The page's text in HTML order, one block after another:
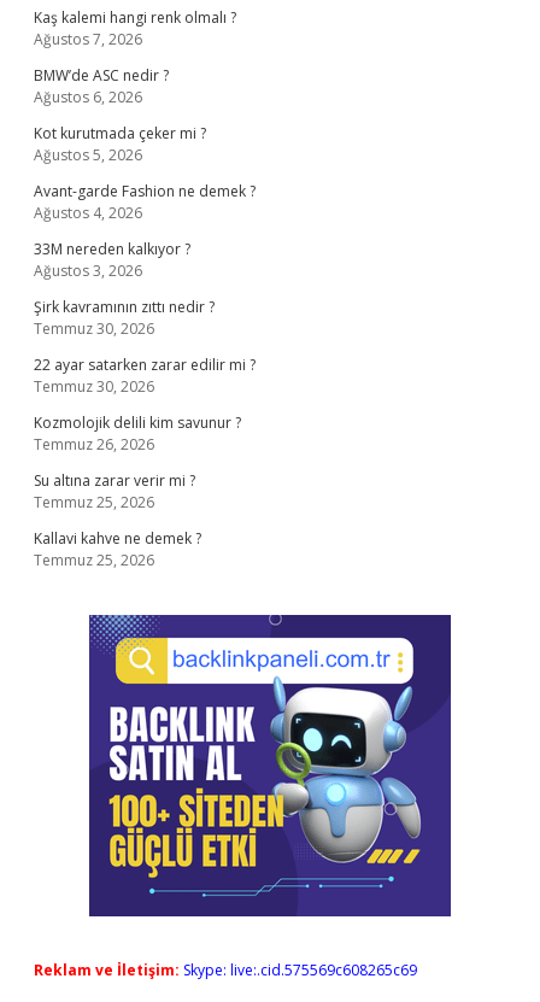
Kaş kalemi hangi renk olmalı ?
Ağustos 7, 2026
BMW’de ASC nedir ?
Ağustos 6, 2026
Kot kurutmada çeker mi ?
Ağustos 5, 2026
Avant-garde Fashion ne demek ?
Ağustos 4, 2026
33M nereden kalkıyor ?
Ağustos 3, 2026
Şirk kavramının zıttı nedir ?
Temmuz 30, 2026
22 ayar satarken zarar edilir mi ?
Temmuz 30, 2026
Kozmolojik delili kim savunur ?
Temmuz 26, 2026
Su altına zarar verir mi ?
Temmuz 25, 2026
Kallavi kahve ne demek ?
Temmuz 25, 2026
Reklam ve İletişim: Skype: live:.cid.575569c608265c69